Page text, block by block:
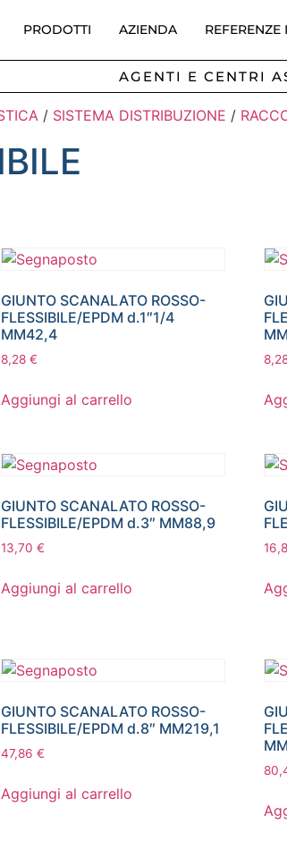
PRODOTTI AZIENDA REFERENZE
AGENTI E CENTRI
/ SISTEMA DISTRIBUZIONE /
GIUNTO SCANALATO ROSSO-
FLESSIBILE/EPDM d.1″1/4
MM42,4
8,28 €
Aggiungi al carrello
GIUNTO SCANALATO ROSSO-
FLESSIBILE/EPDM d.3″ MM88,9
13,70 €
Aggiungi al carrello
GIUNTO SCANALATO ROSSO-
FLESSIBILE/EPDM d.8″ MM219,1
47,86 €
Aggiungi al carrello